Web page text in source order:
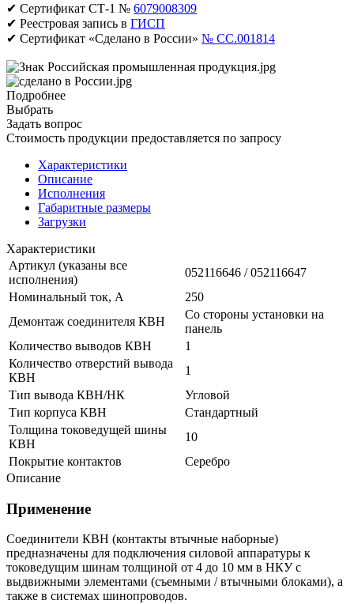
✔ Сертификат СТ-1 № 6079008309
✔ Реестровая запись в ГИСП
✔ Сертификат «Сделано в России» № CC.001814
Подробнее
Выбрать
Задать вопрос
Стоимость продукции предоставляется по запросу
Характеристики
Описание
Исполнения
Габаритные размеры
Загрузки
Характеристики
Артикул (указаны все
исполнения)
052116646 / 052116647
Номинальный ток, А
250
Демонтаж соединителя КВН
Со стороны установки на
панель
Количество выводов КВН
1
Количество отверстий вывода
КВН
1
Тип вывода КВН/НК
Угловой
Тип корпуса КВН
Стандартный
Толщина токоведущей шины
КВН
10
Покрытие контактов
Серебро
Описание
Применение
Соединители КВН (контакты втычные наборные)
предназначены для подключения силовой аппаратуры к
токоведущим шинам толщиной от 4 до 10 мм в НКУ с
выдвижными элементами (съемными / втычными блоками), а
также в системах шинопроводов.